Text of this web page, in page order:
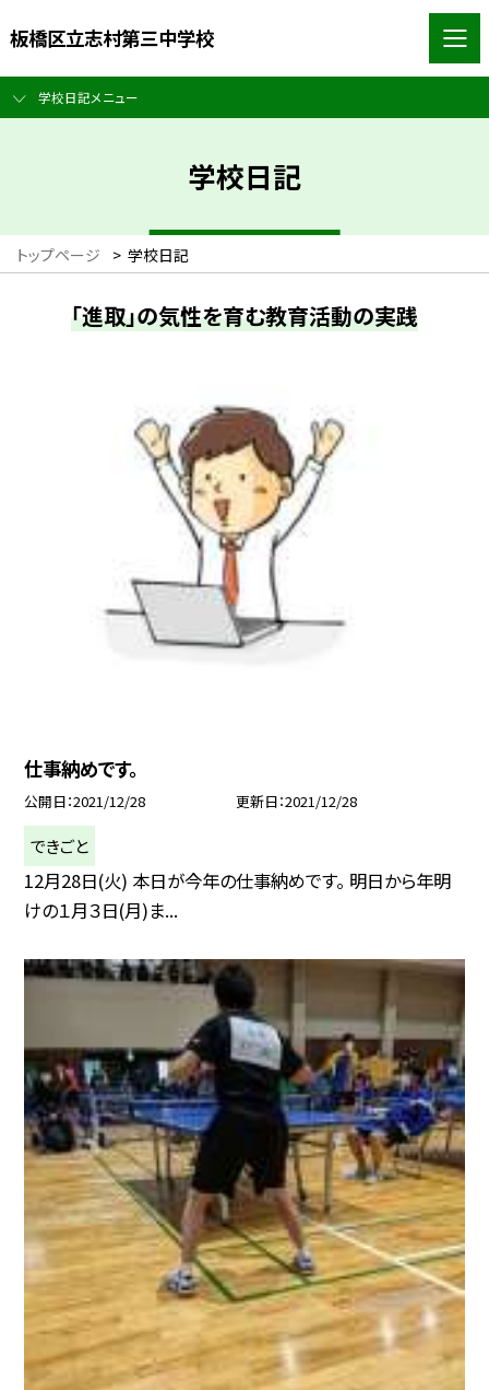
板橋区立志村第三中学校
学校日記メニュー
学校日記
トップページ > 学校日記
「進取」の気性を育む教育活動の実践
仕事納めです。
公開日 2021/12/28 更新日 2021/12/28
できごと
12月28日(火) 本日が今年の仕事納めです。 明日から年明
けの１月３日(月)ま...